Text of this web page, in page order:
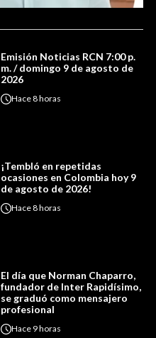
Emisión Noticias RCN 7:00 p.
m. / domingo 9 de agosto de
2026
Hace8 horas
¡Tembló en repetidas
ocasiones en Colombia hoy 9
de agosto de 2026!
Hace8 horas
El día que Norman Chaparro,
fundador de Inter Rapidísimo,
se graduó como mensajero
profesional
Hace 9 horas